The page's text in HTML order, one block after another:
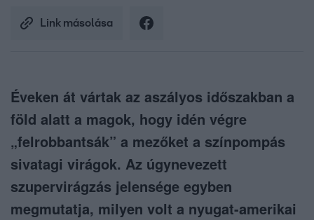
Link másolása
Éveken át vártak az aszályos időszakban a
föld alatt a magok, hogy idén végre
„felrobbantsák” a mezőket a színpompás
sivatagi virágok. Az úgynevezett
szupervirágzás jelensége egyben
megmutatja, milyen volt a nyugat-amerikai